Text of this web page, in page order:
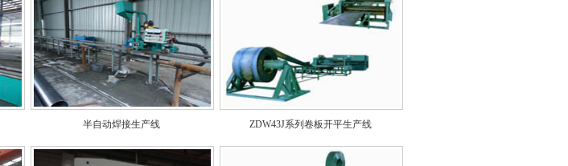
半自动焊接生产线 ZDW43J系列卷板开平生产线